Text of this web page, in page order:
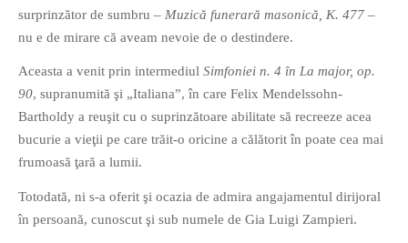
PRIETENI APROPIATI
PRIETENI DIN AFARA BRESLEI
GloryBox.ro
Vreau-schimbare.ro
surprinzător de sumbru – Muzică funerară masonică, K. 477 –
nu e de mirare că aveam nevoie de o destindere.
Aceasta a venit prin intermediul Simfoniei n. 4 în La major, op.
90, supranumită şi „Italiana”, în care Felix Mendelssohn-
Bartholdy a reuşit cu o suprinzătoare abilitate să recreeze acea
bucurie a vieţii pe care trăit-o oricine a călătorit în poate cea mai
frumoasă ţară a lumii.
Totodată, ni s-a oferit şi ocazia de admira angajamentul dirijoral
în persoană, cunoscut şi sub numele de Gia Luigi Zampieri.